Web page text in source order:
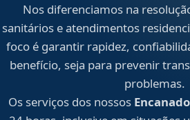
Nos diferenciamos na
sanitários e atendimentos
foco é garantir rapidez,
benefício, seja para prevenir
problemas.
Os serviços dos nossos